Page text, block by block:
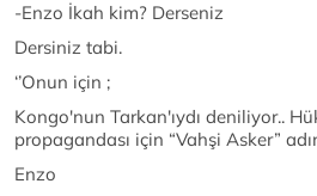
-Enzo İkah kim? Derseniz
Dersiniz tabi.
‘’Onun için ;
Kongo'nun Tarkan'ıydı deniliyor..
propagandası için “Vahşi Asker”
Enzo